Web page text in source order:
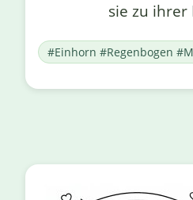
sie zu
#Einhorn #Regenbogen